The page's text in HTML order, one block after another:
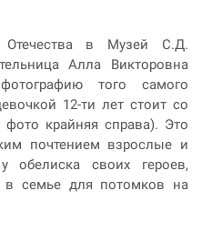
Отечества в Музей С.Д.
Алла Викторовна
того самого
12-ти лет стоит со
крайняя справа). Это
почтением взрослые и
обелиска своих героев,
в семье для потомков на